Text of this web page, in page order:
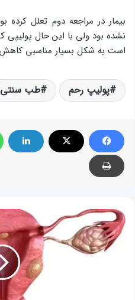
بیمار در مراجعه دوم تعلل
نشده بود ولی با این حال پولیپی
است به شکل بسیار مناسبی کاهش
پولیپ رحم طب سنتی
درمان
شدگان:
درمان
فیبروم